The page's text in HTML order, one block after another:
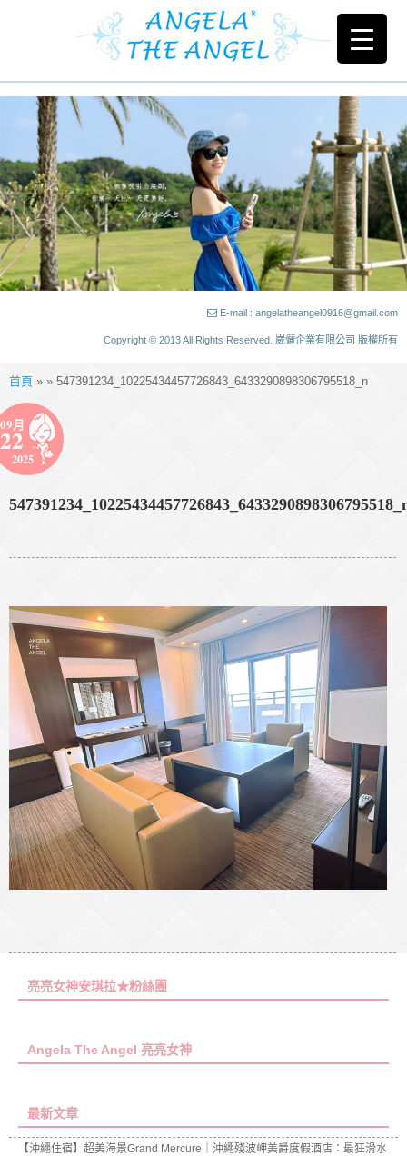
E-mail : angelatheangel0916@gmail.com
Copyright © 2013 All Rights Reserved. 崴儷企業有限公司 版權所有
首頁 » » 547391234_10225434457726843_6433290898306795518_n
09月
22
2025
亮亮女神安琪拉★粉絲團
Angela The Angel 亮亮女神
最新文章
【沖繩住宿】超美海景Grand Mercure｜沖繩殘波岬美爵度假酒店：最狂滑水